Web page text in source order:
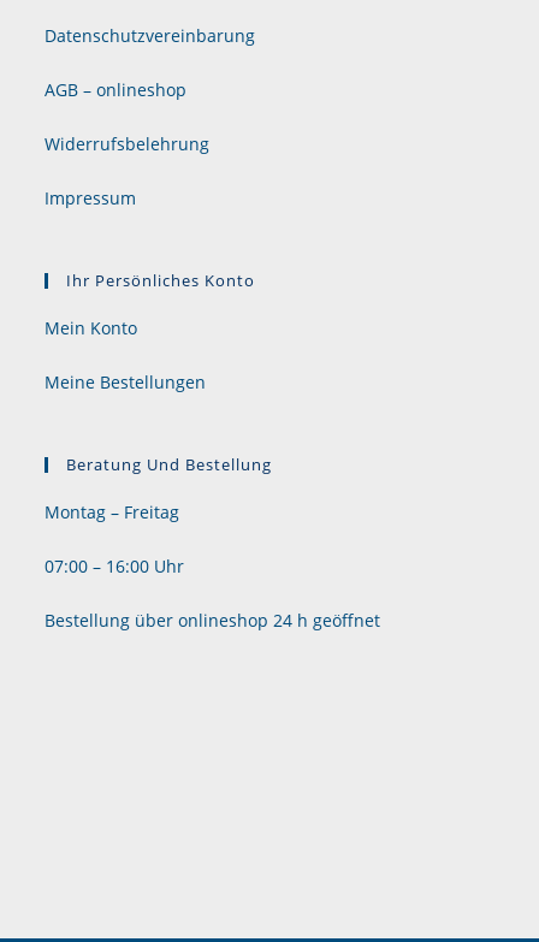
Datenschutzvereinbarung
AGB – onlineshop
Widerrufsbelehrung
Impressum
Ihr Persönliches Konto
Mein Konto
Meine Bestellungen
Beratung Und Bestellung
Montag – Freitag
07:00 – 16:00 Uhr
Bestellung über onlineshop 24 h geöffnet